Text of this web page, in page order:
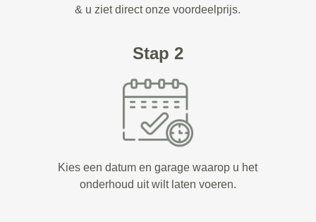
& u ziet direct onze voordeelprijs.
Stap 2
Kies een datum en garage waarop u het
onderhoud uit wilt laten voeren.